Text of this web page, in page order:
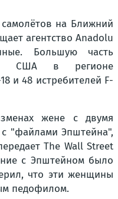
на Ближний
агентство Anadolu
Большую часть
США в регионе
и 48 истребителей F-
жене с двумя
с "файлами Эпштейна",
The Wall Street
с Эпштейном было
что эти женщины
педофилом.